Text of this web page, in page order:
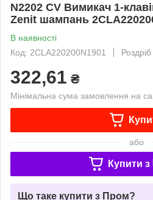
N2202 CV Вимикач 1-
Zenit шампань
В наявності
Код: 2CLA220200N1901
Роздріб
322,61 ₴
Мінімальна сума замовлення на
або
Купити з
Що таке купити з Пром?